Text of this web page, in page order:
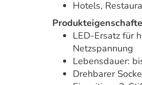
Hotels,
LED-Ersatz für
Netzspannung
Lebensdauer:
Drehbarer